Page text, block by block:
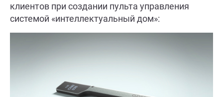
клиентов при создании пульта управления
системой «интеллектуальный дом»: